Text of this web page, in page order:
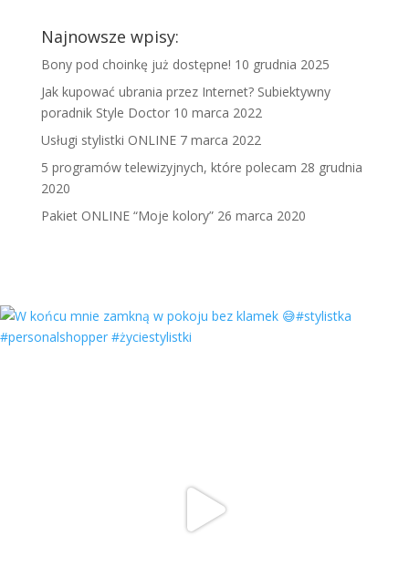
Najnowsze wpisy:
Bony pod choinkę już dostępne! 10 grudnia 2025
Jak kupować ubrania przez Internet? Subiektywny
poradnik Style Doctor 10 marca 2022
Usługi stylistki ONLINE 7 marca 2022
5 programów telewizyjnych, które polecam 28 grudnia
2020
Pakiet ONLINE “Moje kolory” 26 marca 2020